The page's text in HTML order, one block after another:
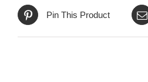
Pin This Product